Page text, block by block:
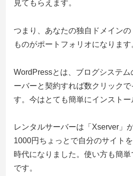
見てもらえます。
つまり、あなたの独自ドメイン
ものがポートフォリオになります
WordPressとは、ブログシステ
ーバーと契約すれば数クリックで
す。今はとても簡単にインストー
レンタルサーバーは「Xserver」
1000円ちょっとで自分のサイト
時代になりました。使い方も簡
です。